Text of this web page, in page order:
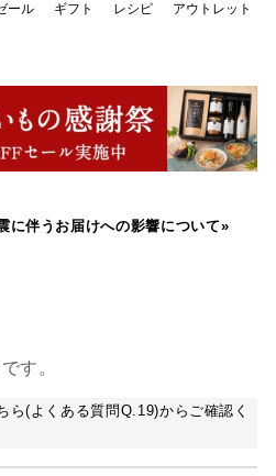
ール ギフト レシピ アウトレット
に伴うお届けへの影響について»
す。
ら(よくある質問Q.19)からご確認く